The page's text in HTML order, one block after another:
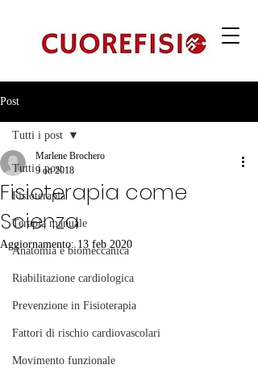
Post
Tutti i post
Fisioterapia
Terapia manuale
Anatomia e biomeccanica
Riabilitazione cardiologica
Prevenzione in Fisioterapia
Fattori di rischio cardiovascolari
Movimento funzionale
Tutti i post
Fisioterapia come
Scienza
Marlene Brochero
9 ott 2018
Aggiornamento: 13 feb 2020